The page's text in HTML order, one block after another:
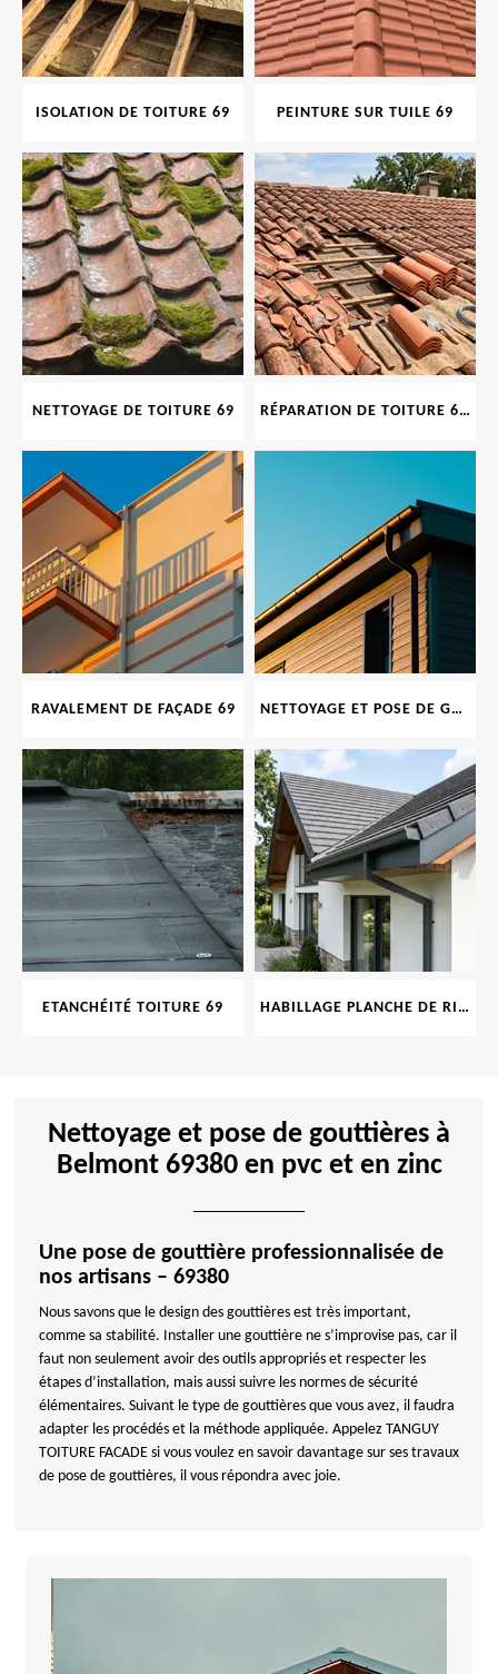
ISOLATION DE TOITURE 69 PEINTURE SUR TUILE 69
NETTOYAGE DE TOITURE 69 RÉPARATION DE TOITURE 69 RHONE, TUILES CASSÉES OU ABIMÉES
RAVALEMENT DE FAÇADE 69 NETTOYAGE ET POSE DE GOUTTIÈRE 69
ETANCHÉITÉ TOITURE 69 HABILLAGE PLANCHE DE RIVE 69
Nettoyage et pose de gouttières à
Belmont 69380 en pvc et en zinc
Une pose de gouttière professionnalisée de
nos artisans – 69380
Nous savons que le design des gouttières est très important,
comme sa stabilité. Installer une gouttière ne s’improvise pas, car il
faut non seulement avoir des outils appropriés et respecter les
étapes d’installation, mais aussi suivre les normes de sécurité
élémentaires. Suivant le type de gouttières que vous avez, il faudra
adapter les procédés et la méthode appliquée. Appelez TANGUY
TOITURE FACADE si vous voulez en savoir davantage sur ses travaux
de pose de gouttières, il vous répondra avec joie.